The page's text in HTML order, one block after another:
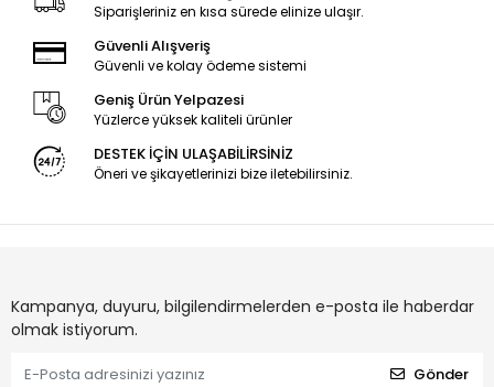
Siparişleriniz en kısa sürede elinize ulaşır.
Güvenli Alışveriş
Güvenli ve kolay ödeme sistemi
Geniş Ürün Yelpazesi
Yüzlerce yüksek kaliteli ürünler
DESTEK İÇİN ULAŞABİLİRSİNİZ
Öneri ve şikayetlerinizi bize iletebilirsiniz.
Kampanya, duyuru, bilgilendirmelerden e-posta ile haberdar
olmak istiyorum.
Gönder